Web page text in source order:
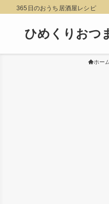
365日のおうち居酒屋レシピ
ひめくりおつ
ホー